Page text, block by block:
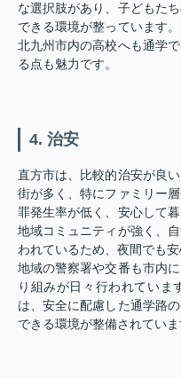
な選択肢があり、子どもた
できる環境が整っています
北九州市内の高校へも通学
る点も魅力です。
4. 治安
直方市は、比較的治安が良
街が多く、特にファミリー
罪発生率が低く、安心して
地域コミュニティが強く、
われているため、夜間でも
地域の警察署や交番も市内
り組みが日々行われていま
は、安全に配慮した通学路
できる環境が整備されていま